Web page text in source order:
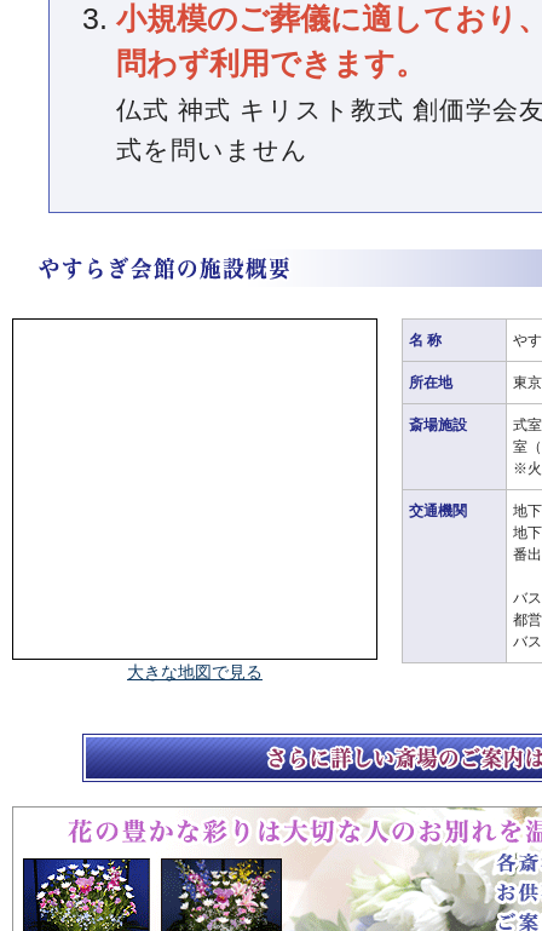
小規模のご葬儀に適しており
問わず利用できます。
仏式 神式 キリスト教式 創価学会
式を問いません
大きな地図で見る
名 称 や
所在地 東
斎場施設
式
室
※火
交通機関
地
地
番
バス
都
バ